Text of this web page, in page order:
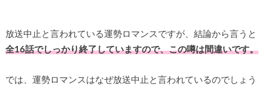
放送中止と言われている運勢ロマンスですが、結論から言うと
全16話でしっかり終了していますので、この噂は間違いです。
では、運勢ロマンスはなぜ放送中止と言われているのでしょう